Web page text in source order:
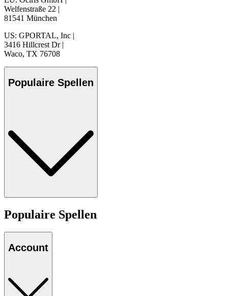
Welfenstraße 22 |
81541 München
US: GPORTAL, Inc |
3416 Hillcrest Dr |
Waco, TX 76708
Populaire Spellen
Populaire Spellen
Account